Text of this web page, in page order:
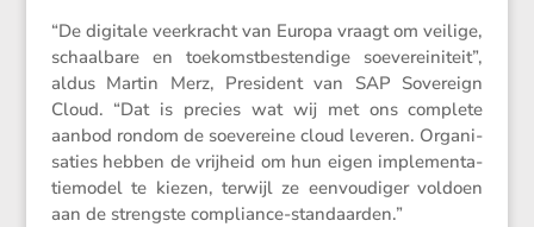
“De digitale veerkracht van Europa vraagt om veilige,
schaal­bare en toekomst­be­sten­dige soeve­rei­ni­teit”,
aldus Martin Merz, Presi­dent van SAP Sovereign
Cloud. “Dat is precies wat wij met ons complete
aanbod rondom de soeve­reine cloud leveren. Organi­
sa­ties hebben de vrijheid om hun eigen imple­men­ta­
tie­model te kiezen, terwijl ze eenvou­diger voldoen
aan de strengste compliance-standaarden.”